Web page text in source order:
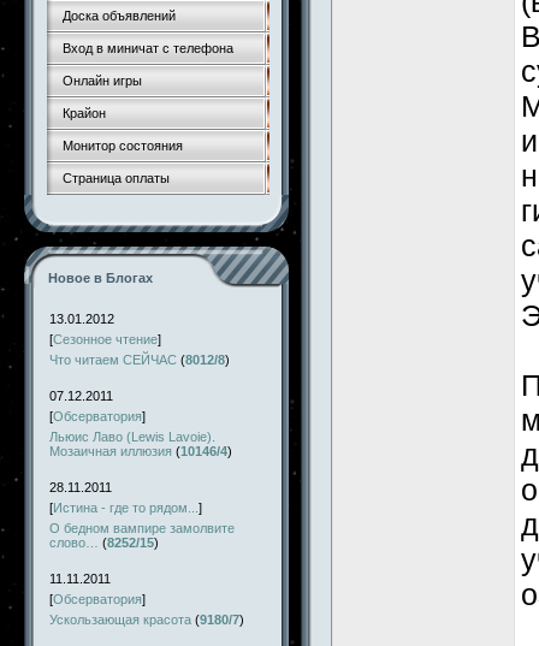
Доска объявлений
Вход в миничат с телефона
Онлайн игры
Крайон
Монитор состояния
Страница оплаты
Новое в Блогах
13.01.2012
[Сезонное чтение]
Что читаем СЕЙЧАС (8012/8)
07.12.2011
[Обсерватория]
Льюис Лаво (Lewis Lavoie).
Мозаичная иллюзия (10146/4)
28.11.2011
[Истина - где то рядом... ]
О бедном вампире замолвите
слово…
(8252/15)
11.11.2011
[Обсерватория]
Ускользающая красота (9180/7)